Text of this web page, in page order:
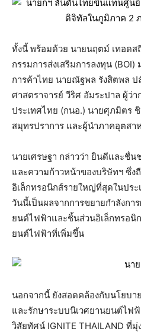
ทั้งนี้ พร้อมด้วย นายนฤตม์ เทอดส
กรรมการส่งเสริมการลงทุน
การค้าไทย นายณัฐพล รังสิตพล ป
ศาสตราจารย์ วีริศ อัมระปาล ผู้ว่
ประเทศไทย (กนอ.) นายศุภมิตร
สมุทรปราการ และผู้นำภาคอุตสา
นายเศรษฐา กล่าวว่า ยินดีและชื่น
และความก้าวหน้าของบริษัทฯ ซึ่ง
อิเล็กทรอนิกส์รายใหญ่ที่สุดในประ
วันนี้เป็นผลจากการขยายกำลังกา
ยนต์ไฟฟ้าและชิ้นส่วนอิเล็กทรอนิ
ยนต์ไฟฟ้าที่เพิ่มขึ้น
นอกจากนี้ ยังสอดคล้องกับนโยบา
และรักษาระบบนิเวศยานยนต์ไฟ
วิสัยทัศน์ IGNITE THAILAND ที่